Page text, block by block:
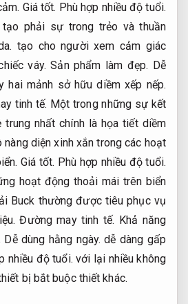
Giá tốt. Phù hợp nhiều độ tuổi.
tạo phải sự trong trẻo và thuần
tạo cho người xem cảm giác
váy.Sản phẩm làm đẹp. Dễ
hai mảnh sở hữu diềm xếp nếp.
tinh tế. Một trong những sự kết
trung nhất chính là họa tiết diềm
diện xinh xắn trong các hoạt
Giá tốt. Phù hợp nhiều độ tuổi.
hoạt động thoải mái trên biển
Buck thường được tiêu phục vụ
Đường may tinh tế. Khả năng
Dễ dùng hằng ngày. dễ dàng gấp
nhiều độ tuổi. với lại nhiều không
bị bắt buộc thiết khác.